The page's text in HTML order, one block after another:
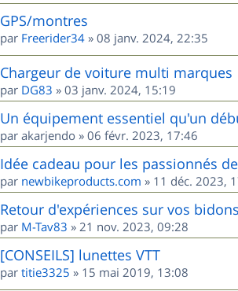
GPS/montres
par Freerider34 » 08 janv. 2024, 22:35
Chargeur de voiture multi marques
par DG83 » 03 janv. 2024, 15:19
Un équipement essentiel qu'un
par akarjendo » 06 févr. 2023, 17:46
Idée cadeau pour les passionnés de
par newbikeproducts.com » 11 déc. 2023,
Retour d'expériences sur vos
par M-Tav83 » 21 nov. 2023, 09:28
[CONSEILS] lunettes VTT
par titie3325 » 15 mai 2019, 13:08